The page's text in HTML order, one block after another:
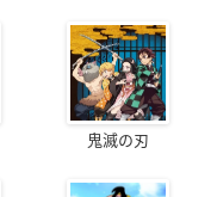
鬼滅の刃